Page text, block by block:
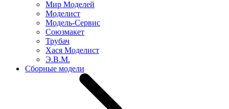
Мир Моделей
Моделист
Модель-Сервис
Союзмакет
Трубач
Хася Моделист
Э.В.М.
Сборные модели